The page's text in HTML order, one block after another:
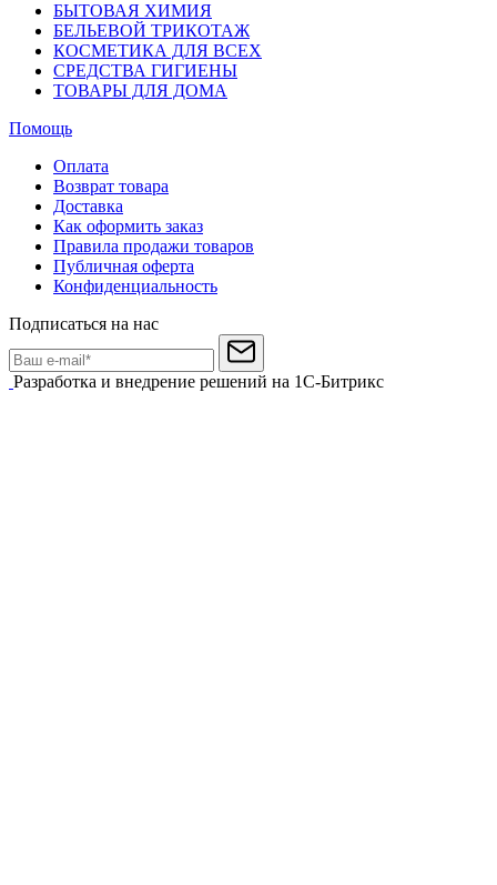
БЫТОВАЯ ХИМИЯ
БЕЛЬЕВОЙ ТРИКОТАЖ
КОСМЕТИКА ДЛЯ ВСЕХ
СРЕДСТВА ГИГИЕНЫ
ТОВАРЫ ДЛЯ ДОМА
Помощь
Оплата
Возврат товара
Доставка
Как оформить заказ
Правила продажи товаров
Публичная оферта
Конфиденциальность
Подписаться на нас
Разработка и внедрение решений на 1С-Битрикс